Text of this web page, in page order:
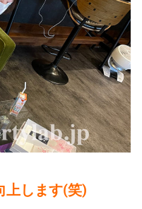
上します(笑)